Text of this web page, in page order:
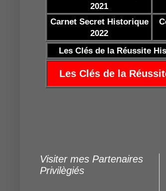
2021
Carnet Secret Historique
2022
Les Clés de la Réussite
Les Clés de la
10/2021 https://
Visiter mes Partenaires
Privilègiés